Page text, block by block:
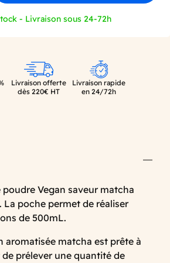
- Livraison sous 24-72h
Livraison offerte
dès 220€ HT
Livraison rapide
en 24/72h
poudre Vegan saveur matcha
La poche permet de réaliser
de 500mL.
aromatisée matcha est prête à
prélever une quantité de